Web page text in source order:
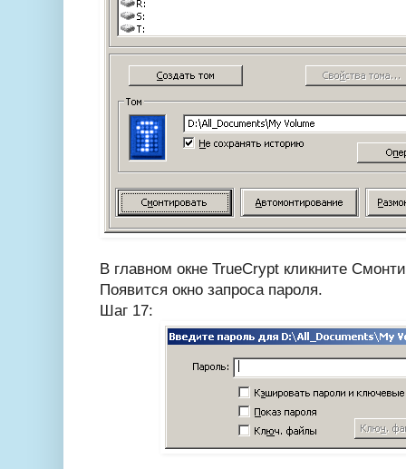
В главном окне TrueCrypt кликните
Появится окно запроса пароля.
Шаг 17: